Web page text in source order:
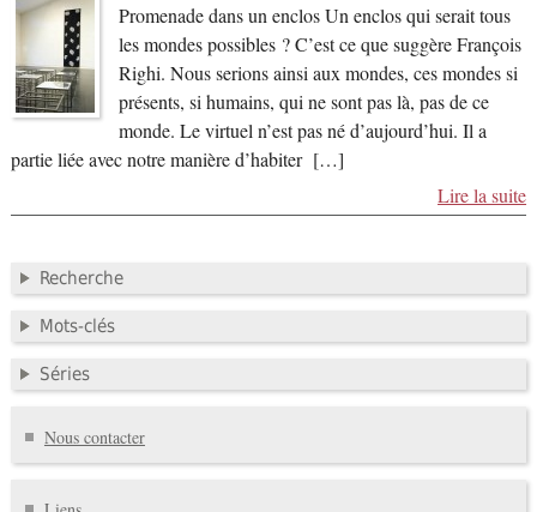
Promenade dans un enclos Un enclos qui serait tous
les mondes possibles ? C’est ce que suggère François
Righi. Nous serions ainsi aux mondes, ces mondes si
présents, si humains, qui ne sont pas là, pas de ce
monde. Le virtuel n’est pas né d’aujourd’hui. Il a
partie liée avec notre manière d’habiter […]
Lire la suite
Recherche
Mots-clés
Séries
Nous contacter